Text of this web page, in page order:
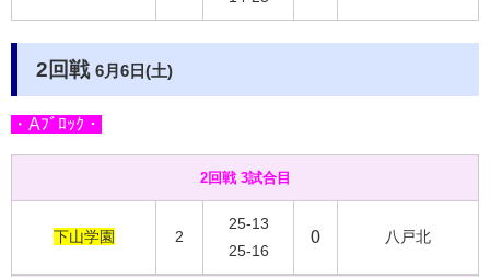
2回戦 6月6日(土)
・Aﾌﾞﾛｯｸ・
2回戦 3試合目
下山学園 2
25-13
25-16
0 八戸北